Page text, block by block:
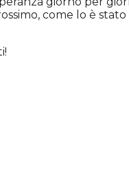
come lo è